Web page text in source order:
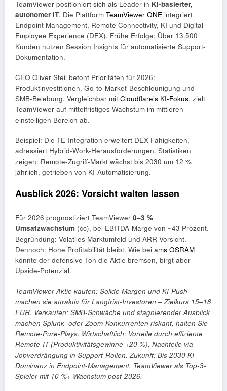
TeamViewer positioniert sich als Leader in KI-basierter,
autonomer IT. Die Plattform TeamViewer ONE integriert
Endpoint Management, Remote Connectivity, KI und Digital
Employee Experience (DEX). Frühe Erfolge: Über 13.500
Kunden nutzen Session Insights für automatisierte Support-
Dokumentation.
CEO Oliver Steil betont Prioritäten für 2026:
Produktinvestitionen, Go-to-Market-Beschleunigung und
SMB-Belebung. Vergleichbar mit Cloudflare’s KI-Fokus, zielt
TeamViewer auf mittelfristiges Wachstum im mittleren
einstelligen Bereich ab.
Beispiel: Die 1E-Integration erweitert DEX-Fähigkeiten,
adressiert Hybrid-Work-Herausforderungen. Statistiken
zeigen: Remote-Zugriff-Markt wächst bis 2030 um 12 %
jährlich, getrieben von KI-Automatisierung.
Ausblick 2026: Vorsicht walten lassen
Für 2026 prognostiziert TeamViewer 0–3 %
Umsatzwachstum (cc), bei EBITDA-Marge von ~43 Prozent.
Begründung: Volatiles Marktumfeld und ARR-Vorsicht.
Dennoch: Hohe Profitabilität bleibt. Wie bei ams OSRAM
könnte der defensive Ton die Aktie bremsen, birgt aber
Upside-Potenzial.
TeamViewer-Aktie kaufen: Solide Margen und KI-Push
machen sie attraktiv für Langfrist-Investoren – Zielkurs 15–18
EUR. Verkaufen: SMB-Schwäche und stagnierender Ausblick
machen Splunk- oder Zoom-Konkurrenten riskant, halten Sie
Remote-Pure-Plays. Wirtschaftlich: Vorteile durch effiziente
Remote-IT (Produktivitätsgewinne +20 %), Nachteile via
Jobverdrängung in Support-Rollen. Zukunft: Bis 2030 KI-
Dominanz in Endpoint-Management, TeamViewer als Top-3-
Spieler mit 10 %+ Wachstum post-2026.